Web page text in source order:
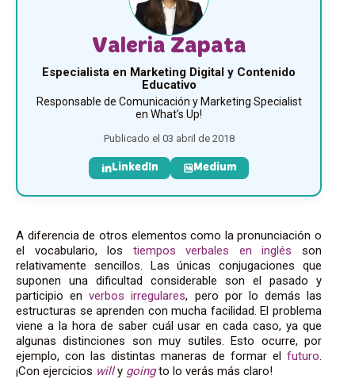
Valeria Zapata
Especialista en Marketing Digital y Contenido
Educativo
Responsable de Comunicación y Marketing Specialist
en What’s Up!
Publicado el 03 abril de 2018
LinkedIn Medium
A diferencia de otros elementos como la pronunciación o
el vocabulario, los tiempos verbales en inglés son
relativamente sencillos. Las únicas conjugaciones que
suponen una dificultad considerable son el pasado y
participio enverbos irregulares, pero por lo demás las
estructuras se aprenden con mucha facilidad. El problema
viene a la hora de saber cuál usar en cada caso, ya que
algunas distinciones son muy sutiles. Esto ocurre, por
ejemplo, con las distintas maneras de formar el futuro
¡Con ejercicios willy goingto lo verás más claro!